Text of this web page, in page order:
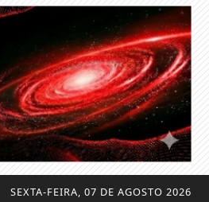
SEXTA-FEIRA, 07 DE AGOSTO 2026